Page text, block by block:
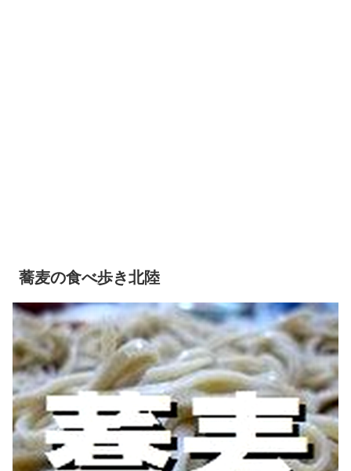
蕎麦の食べ歩き北陸